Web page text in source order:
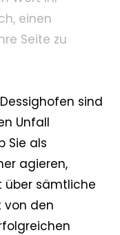
einen
Seite zu
sind
Unfall
Sie als
agieren,
über sämtliche
von den